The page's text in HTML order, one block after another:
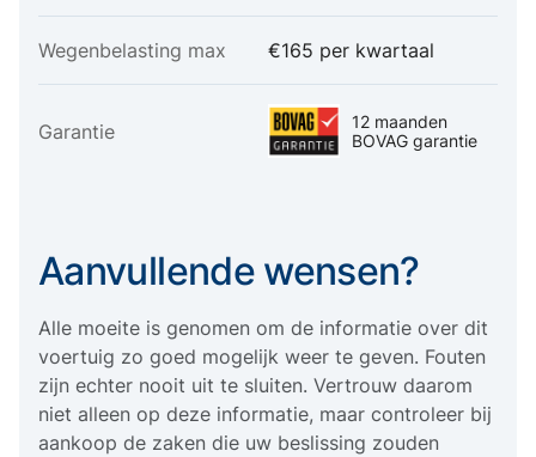
Wegenbelasting max €165 per kwartaal
Garantie
12 maanden
BOVAG garantie
Aanvullende wensen?
Alle moeite is genomen om de informatie over dit
voertuig zo goed mogelijk weer te geven. Fouten
zijn echter nooit uit te sluiten. Vertrouw daarom
niet alleen op deze informatie, maar controleer bij
aankoop de zaken die uw beslissing zouden